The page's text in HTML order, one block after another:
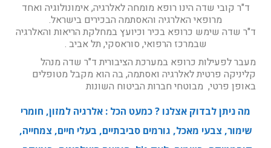
ד"ר קובי שדה הינו רופא מומחה לאלרגיה, אימונולוגיה ואחד
מרופאי האלרגיה והאסתמה הבכירים בישראל.
ד"ר שדה שימש כרופא בכיר וכיועץ במחלקת הריאות והאלרגיה
שבמרכז הרפואי, סוראסקי, תל אביב .
מעבר לפעילות כרופא במערכת הציבורית ד"ר שדה מנהל
קליניקה פרטית לאלרגיה ואסתמה, בה הוא מקבל מטופלים
באופן פרטי, מבוטחי חברות הביטוח השונות
מה ניתן לבדוק אצלנו ? כמעט הכל : אלרגיה למזון, חומרי
שימור, צבעי מאכל, גורמים סביבתיים, בעלי חיים, צמחייה,